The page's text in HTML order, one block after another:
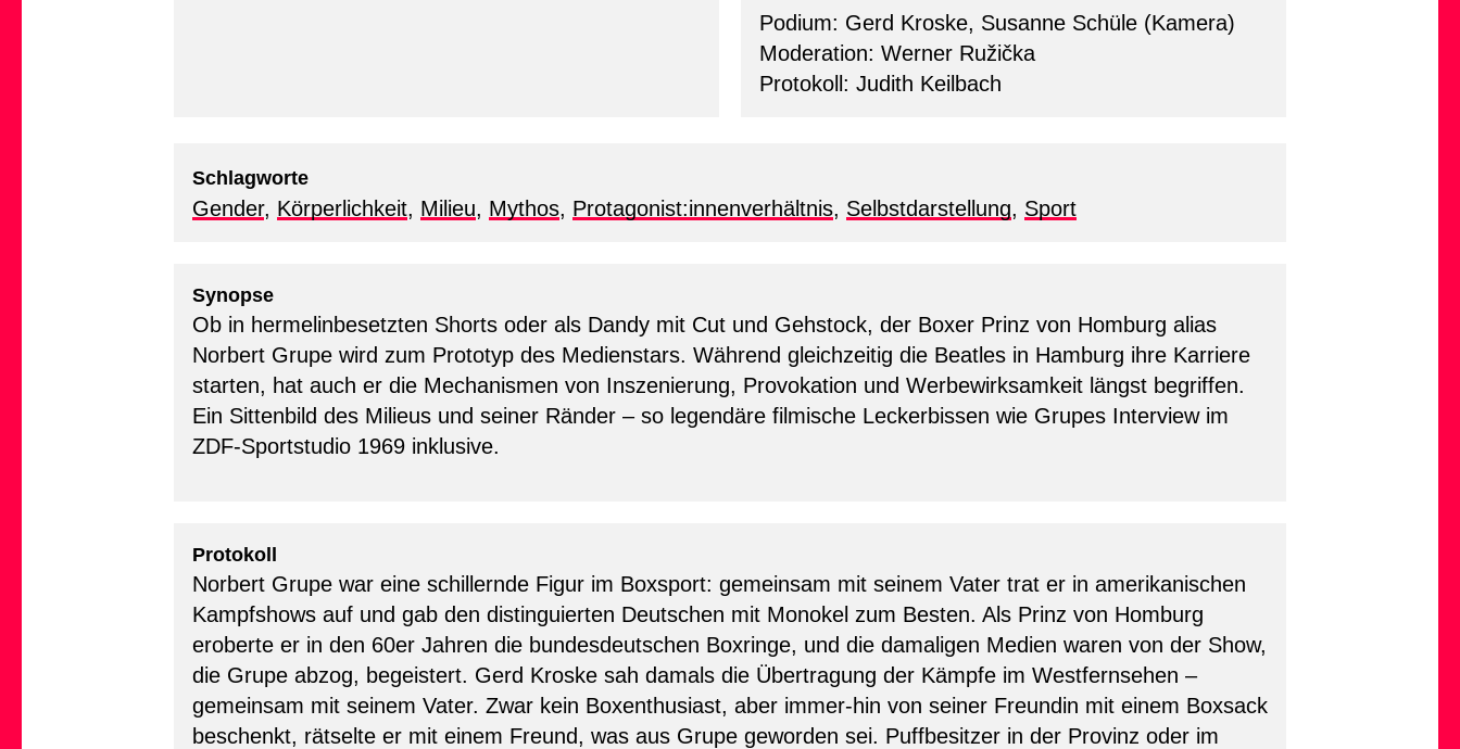
Podium: Gerd Kroske, Susanne Schüle (Kamera)
Moderation: Werner Ružička
Protokoll: Judith Keilbach
Schlagworte
Gender, Körperlichkeit, Milieu, Mythos, Protagonist:innenverhältnis, Selbstdarstellung, Sport
Synopse
Ob in hermelinbesetzten Shorts oder als Dandy mit Cut und Gehstock, der Boxer Prinz von Homburg alias
Norbert Grupe wird zum Prototyp des Medienstars. Während gleichzeitig die Beatles in Hamburg ihre Karriere
starten, hat auch er die Mechanismen von Inszenierung, Provokation und Werbewirksamkeit längst begriffen.
Ein Sittenbild des Milieus und seiner Ränder – so legendäre filmische Leckerbissen wie Grupes Interview im
ZDF-Sportstudio 1969 inklusive.
Protokoll
Norbert Grupe war eine schillernde Figur im Boxsport: gemeinsam mit seinem Vater trat er in amerikanischen
Kampfshows auf und gab den distinguierten Deutschen mit Monokel zum Besten. Als Prinz von Homburg
eroberte er in den 60er Jahren die bundesdeutschen Boxringe, und die damaligen Medien waren von der Show,
die Grupe abzog, begeistert. Gerd Kroske sah damals die Übertragung der Kämpfe im Westfernsehen –
gemeinsam mit seinem Vater. Zwar kein Boxenthusiast, aber immer-hin von seiner Freundin mit einem Boxsack
beschenkt, rätselte er mit einem Freund, was aus Grupe geworden sei. Puffbesitzer in der Provinz oder im